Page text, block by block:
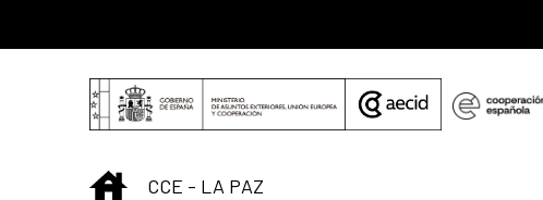
INICIO
CCE - LA PAZ